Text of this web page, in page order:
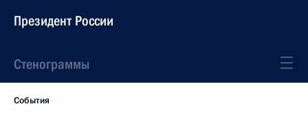
Президент России
Стенограммы
События